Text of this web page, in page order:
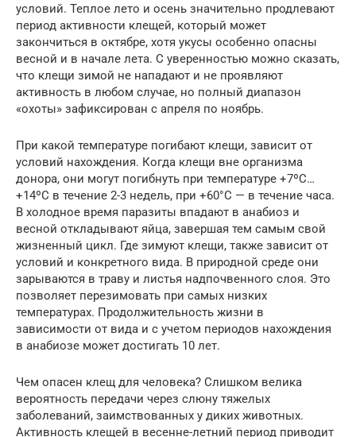
условий. Теплое лето и осень значительно продлевают
период активности клещей, который может
закончиться в октябре, хотя укусы особенно опасны
весной и в начале лета. С уверенностью можно сказать,
что клещи зимой не нападают и не проявляют
активность в любом случае, но полный диапазон
«охоты» зафиксирован с апреля по ноябрь.
При какой температуре погибают клещи, зависит от
условий нахождения. Когда клещи вне организма
донора, они могут погибнуть при температуре +7ºС…
+14ºС в течение 2-3 недель, при +60°С — в течение часа.
В холодное время паразиты впадают в анабиоз и
весной откладывают яйца, завершая тем самым свой
жизненный цикл. Где зимуют клещи, также зависит от
условий и конкретного вида. В природной среде они
зарываются в траву и листья надпочвенного слоя. Это
позволяет перезимовать при самых низких
температурах. Продолжительность жизни в
зависимости от вида и с учетом периодов нахождения
в анабиозе может достигать 10 лет.
Чем опасен клещ для человека? Слишком велика
вероятность передачи через слюну тяжелых
заболеваний, заимствованных у диких животных.
Активность клещей в весенне-летний период приводит